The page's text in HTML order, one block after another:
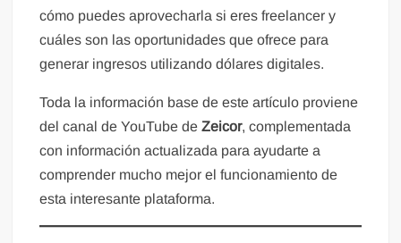
cómo puedes aprovecharla si eres freelancer y
cuáles son las oportunidades que ofrece para
generar ingresos utilizando dólares digitales.
Toda la información base de este artículo proviene
del canal de YouTube deZeicor, complementada
con información actualizada para ayudarte a
comprender mucho mejor el funcionamiento de
esta interesante plataforma.